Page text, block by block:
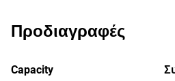
Προδιαγραφές
Capacity